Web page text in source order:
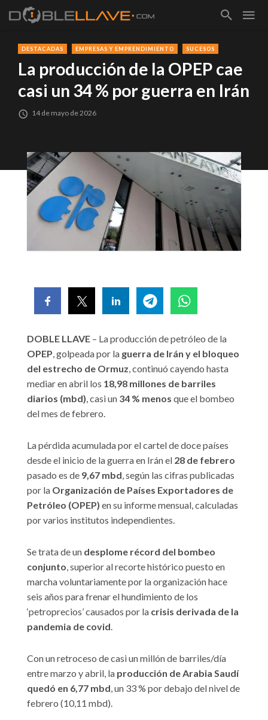
DESTACADAS EMPRESAS Y EMPRENDIMIENTO SUCESOS
La producción de la OPEP cae
casi un 34 % por guerra en Irán
14 de mayo de 2026
DOBLE LLAVE – La producción de petróleo de la
OPEP, golpeada por la guerra de Irán y el bloqueo
del estrecho de Ormuz, continuó cayendo hasta
mediar en abril los 18,98 millones de barriles
diarios (mbd), casi un 34 % menos que el bombeo
del mes de febrero.
La pérdida acumulada por el cartel de doce países
desde el inicio de la guerra en Irán el 28 de febrero
pasado es de 9,67 mbd, según las cifras publicadas
por la Organización de Países Exportadores de
Petróleo (OPEP) en su informe mensual, calculadas
por varios institutos independientes.
Se trata de un desplome récord del bombeo
conjunto, superior al recorte histórico puesto en
marcha voluntariamente por la organización hace
seis años para frenar el hundimiento de los
‘petroprecios’ causados por la crisis derivada de la
pandemia de covid.
Con un retroceso de casi un millón de barriles/día
entre marzo y abril, la producción de Arabia Saudí
quedó en 6,77 mbd, un 33 % por debajo del nivel de
febrero (10,11 mbd).